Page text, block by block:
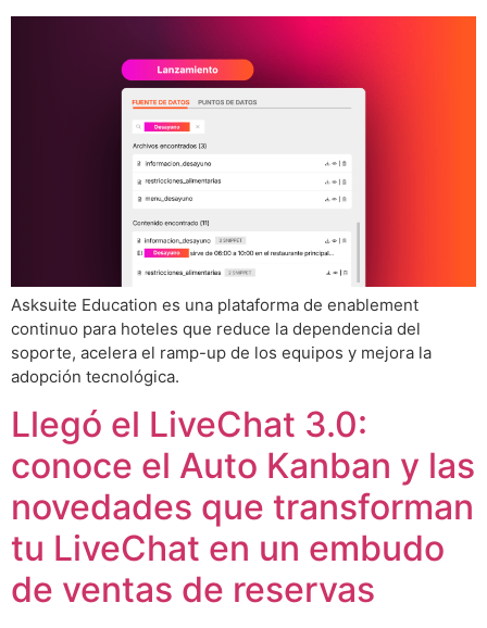
Asksuite Education es una plataforma de enablement
continuo para hoteles que reduce la dependencia del
soporte, acelera el ramp-up de los equipos y mejora la
adopción tecnológica.
Llegó el LiveChat 3.0:
conoce el Auto Kanban y las
novedades que transforman
tu LiveChat en un embudo
de ventas de reservas